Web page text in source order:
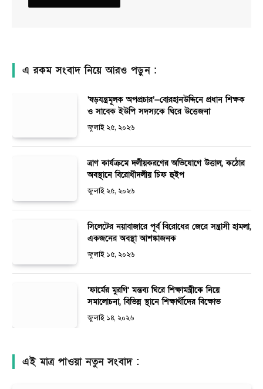
এ রকম সংবাদ নিয়ে আরও পড়ুন :
‘ষড়যন্ত্রমূলক অপপ্রচার’—বোরহানউদ্দিনে প্রধান শিক্ষক
ও সাবেক ইউপি সদস্যকে ঘিরে উত্তেজনা
জুলাই ২৫, ২০২৬
ত্রাণ কার্যক্রমে দলীয়করণের অভিযোগে উত্তাল, কঠোর
অবস্থানে বিরোধীদলীয় চিফ হুইপ
জুলাই ২৫, ২০২৬
সিলেটের নয়াবাজারে পূর্ব বিরোধের জেরে সন্ত্রাসী হামলা,
একজনের অবস্থা আশঙ্কাজনক
জুলাই ১৫, ২০২৬
‘ফার্মের মুরগি’ মন্তব্য ঘিরে শিক্ষামন্ত্রীকে নিয়ে
সমালোচনা, বিভিন্ন স্থানে শিক্ষার্থীদের বিক্ষোভ
জুলাই ১৪, ২০২৬
এই মাত্র পাওয়া নতুন সংবাদ :